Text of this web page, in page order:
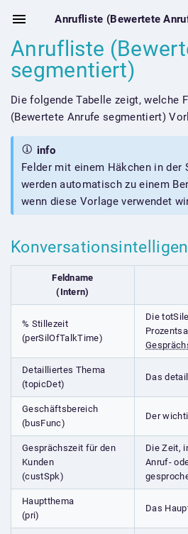
Anrufliste (Bewertete
Anrufliste
segmentiert)
Die folgende Tabelle zeigt, welche
(Bewertete Anrufe segmentiert)
info
Felder mit einem Häkchen in der
werden automatisch zu einem
wenn diese Vorlage verwendet
Feldname
(Intern)
% Stillezeit
(perSilOfTalkTime)
Die
Detailliertes Thema
(topicDet)
Das
Geschäftsbereich
(busFunc)
Der
Gesprächszeit für den
Kunden
(custSpk)
Die Zeit,
Anruf-
Hauptthema
(pri)
Das